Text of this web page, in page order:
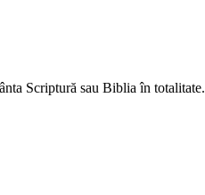
Scriptură sau Biblia în totalitate.